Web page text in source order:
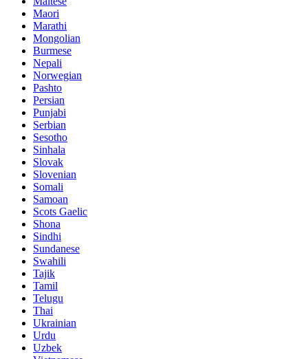
Maori
Marathi
Mongolian
Burmese
Nepali
Norwegian
Pashto
Persian
Punjabi
Serbian
Sesotho
Sinhala
Slovak
Slovenian
Somali
Samoan
Scots Gaelic
Shona
Sindhi
Sundanese
Swahili
Tajik
Tamil
Telugu
Thai
Ukrainian
Urdu
Uzbek